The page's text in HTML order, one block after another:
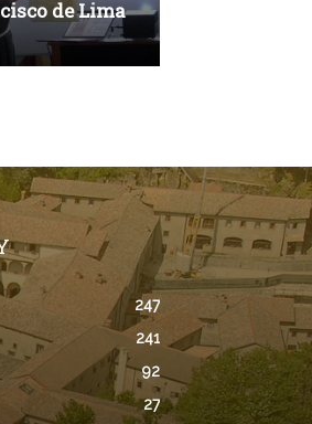
de Lima
247
241
92
27